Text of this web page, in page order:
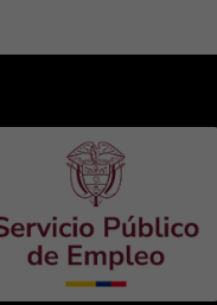
género, religión, etnia,